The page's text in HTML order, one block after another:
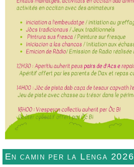
En camin per la Lenga 2026